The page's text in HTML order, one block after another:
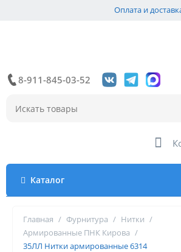
Оплата и
8-911-845-03-52
Каталог
Главная / Фурнитура / Нитки /
Армированные ПНК Кирова /
35ЛЛ Нитки армированные 6314